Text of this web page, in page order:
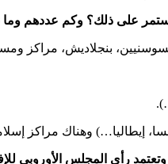
ومساجد إسلامية عديدة…) وقد أعلن
وهناك مراكز إسلامية عديدة